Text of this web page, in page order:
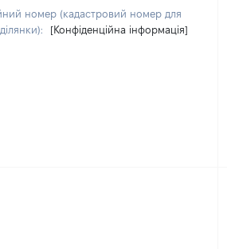
номер (кадастровий номер для
[Конфіденційна інформація]